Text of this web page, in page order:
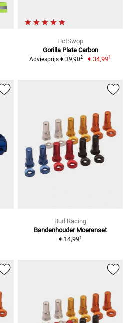
HotSwop
Gorilla Plate Carbon
Adviesprijs € 39,902 € 34,991
Bud Racing
Bandenhouder Moerenset
€ 14,991